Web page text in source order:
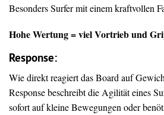
Besonders Surfer mit einem kraftvollen
Hohe Wertung = viel Vortrieb und
Response:
Wie direkt reagiert das Board auf
Response beschreibt die Agilität eines
sofort auf kleine Bewegungen oder